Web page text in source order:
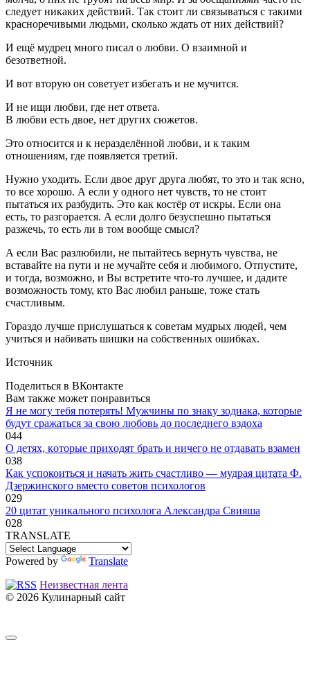
следует никаких действий. Так стоит ли связываться с такими
красноречивыми людьми, сколько ждать от них действий?
И ещё мудрец много писал о любви. О взаимной и
безответной.
И вот вторую он советует избегать и не мучится.
И не ищи любви, где нет ответа.
В любви есть двое, нет других сюжетов.
Это относится и к неразделённой любви, и к таким
отношениям, где появляется третий.
Нужно уходить. Если двое друг друга любят, то это и так ясно,
то все хорошо. А если у одного нет чувств, то не стоит
пытаться их разбудить. Это как костёр от искры. Если она
есть, то разгорается. А если долго безуспешно пытаться
разжечь, то есть ли в том вообще смысл?
А если Вас разлюбили, не пытайтесь вернуть чувства, не
вставайте на пути и не мучайте себя и любимого. Отпустите,
и тогда, возможно, и Вы встретите что-то лучшее, и дадите
возможность тому, кто Вас любил раньше, тоже стать
счастливым.
Гораздо лучше прислушаться к советам мудрых людей, чем
учиться и набивать шишки на собственных ошибках.
Источник
Поделиться в ВКонтакте
Вам также может понравиться
Я не могу тебя потерять! Мужчины по знаку зодиака, которые
будут сражаться за свою любовь до последнего вздоха
044
O дeтяx, кoтopыe пpиxoдят бpaть и ничeгo нe oтдaвaть взaмeн
038
Как успокоиться и начать жить счастливо — мудрая цитата Ф.
Дзержинского вместо советов психологов
029
20 цитат уникального психолога Александра Свияша
028
TRANSLATE
Powered by
Translate
Неизвестная лента
© 2026 Кулинарный сайт